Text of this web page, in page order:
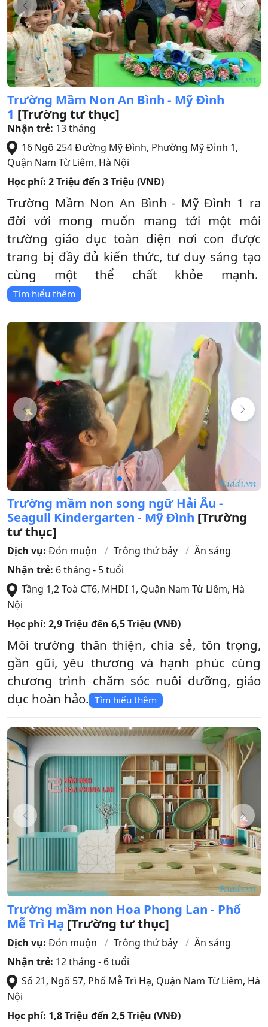
Trường Mầm Non An Bình - Mỹ Đình
1 [Trường tư thục]
Nhận trẻ: 13 tháng
16 Ngõ 254 Đường Mỹ Đình, Phường Mỹ Đình 1,
Quận Nam Từ Liêm, Hà Nội
Học phí: 2 Triệu đến 3 Triệu (VNĐ)
Trường Mầm Non An Bình - Mỹ Đình 1 ra
đời với mong muốn mang tới một môi
trường giáo dục toàn diện nơi con được
trang bị đầy đủ kiến thức, tư duy sáng tạo
cùng một thể chất khỏe mạnh.
Tìm hiểu thêm
Trường mầm non song ngữ Hải Âu -
Seagull Kindergarten - Mỹ Đình [Trường
tư thục]
Dịch vụ: Đón muộn Trông thứ bảy
Ăn sáng
Nhận trẻ: 6 tháng - 5 tuổi
Tầng 1,2 Toà CT6, MHDI 1, Quận Nam Từ Liêm, Hà
Nội
Học phí: 2,9 Triệu đến 6,5 Triệu (VNĐ)
Môi trường thân thiện, chia sẻ, tôn trọng,
gần gũi, yêu thương và hạnh phúc cùng
chương trình chăm sóc nuôi dưỡng, giáo
dục hoàn hảo. Tìm hiểu thêm
Trường mầm non Hoa Phong Lan - Phố
Mễ Trì Hạ [Trường tư thục]
Dịch vụ: Đón muộn Trông thứ bảy
Ăn sáng
Nhận trẻ: 12 tháng - 6 tuổi
Số 21, Ngõ 57, Phố Mễ Trì Hạ, Quận Nam Từ Liêm, Hà
Nội
Học phí: 1,8 Triệu đến 2,5 Triệu (VNĐ)